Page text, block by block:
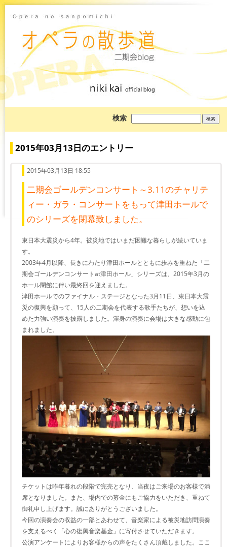
検索
を
索:
2015年03月13日のエントリー
2015年03月13日 18:55
二期会ゴールデンコンサート～3.11のチャリテ
ィー・ガラ・コンサートをもって津田ホールで
のシリーズを閉幕致しました。
東日本大震災から4年。被災地ではいまだ困難な暮らしが続いていま
す。
2003年4月以降、長きにわたり津田ホールとともに歩みを重ねた「二
期会ゴールデンコンサートat津田ホール」シリーズは、2015年3月の
ホール閉館に伴い最終回を迎えました。
津田ホールでのファイナル・ステージとなった3月11日、東日本大震
災の復興を願って、15人の二期会を代表する歌手たちが、想いを込
めた力強い演奏を披露しました。渾身の演奏に会場は大きな感動に包
まれました。
チケットは昨年暮れの段階で完売となり、当夜はご来場のお客様で満
席となりました。また、場内での募金にもご協力をいただき、重ねて
御礼申し上げます。誠にありがとうございました。
今回の演奏会の収益の一部とあわせて、音楽家による被災地訪問演奏
を支えるべく「心の復興音楽基金」に寄付させていただきます。
公演アンケートによりお客様からの声をたくさん頂戴しました。ここ